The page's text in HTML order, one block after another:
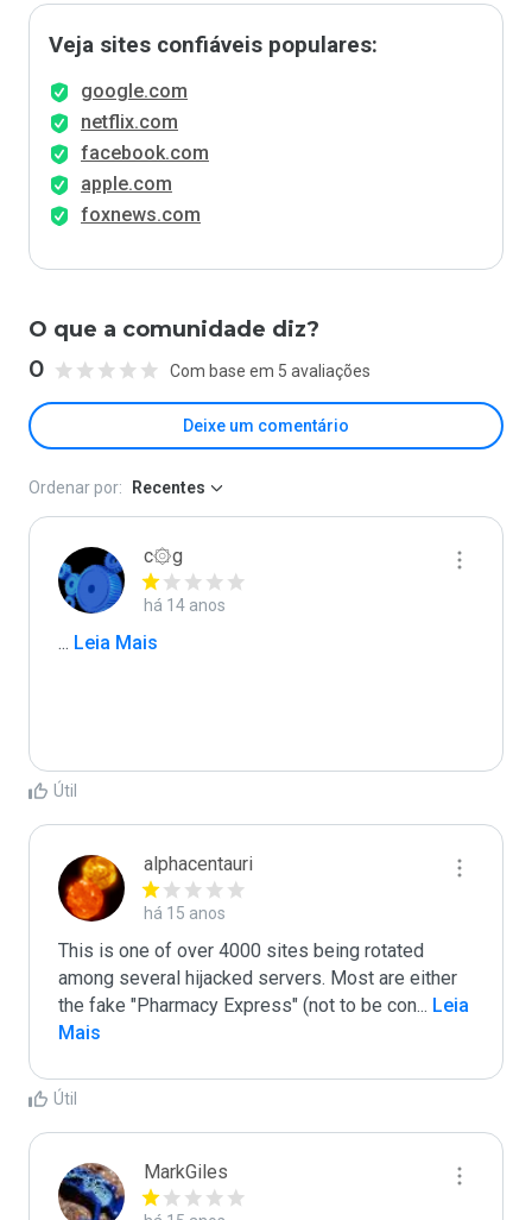
Veja sites confiáveis populares:
google.com
netflix.com
facebook.com
apple.com
foxnews.com
O que a comunidade diz?
0 Com base em 5 avaliações
Deixe um comentário
Ordenar por: Recentes
c۞g
há 14 anos
... Leia Mais
Útil
alphacentauri
há 15 anos
This is one of over 4000 sites being rotated
among several hijacked servers. Most are either
the fake "Pharmacy Express" (not to be con... Leia
Mais
Útil
MarkGiles